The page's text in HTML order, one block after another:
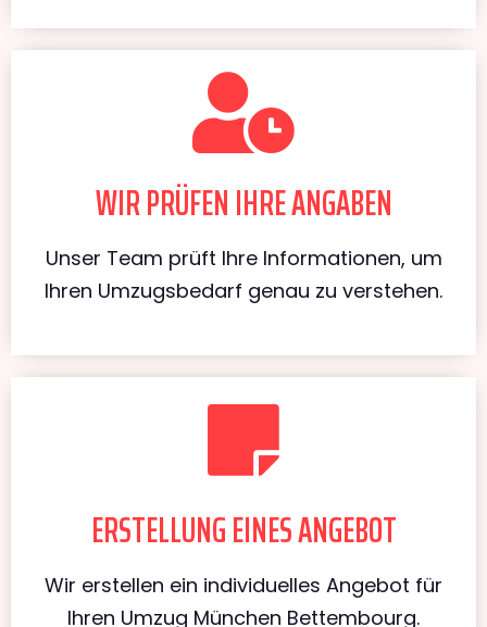
WIR PRÜFEN IHRE ANGABEN
Unser Team prüft Ihre Informationen, um
Ihren Umzugsbedarf genau zu verstehen.
ERSTELLUNG EINES ANGEBOT
Wir erstellen ein individuelles Angebot für
Ihren Umzug München Bettembourg.